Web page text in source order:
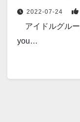
2022-07-24
アイドルグル
you…